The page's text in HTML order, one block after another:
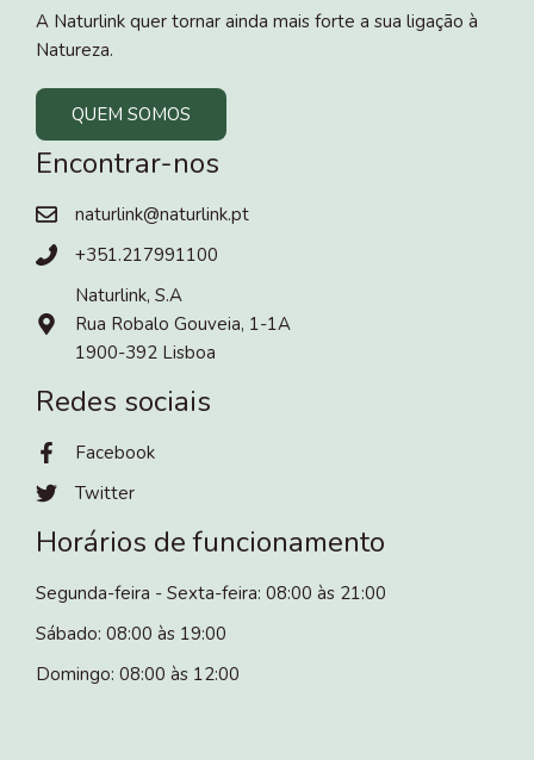
A Naturlink quer tornar ainda mais forte a sua ligação à
Natureza.
QUEM SOMOS
Encontrar-nos
naturlink@naturlink.pt
+351.217991100
Naturlink, S.A
Rua Robalo Gouveia, 1-1A
1900-392 Lisboa
Redes sociais
Facebook
Twitter
Horários de funcionamento
Segunda-feira - Sexta-feira: 08:00 às 21:00
Sábado: 08:00 às 19:00
Domingo: 08:00 às 12:00